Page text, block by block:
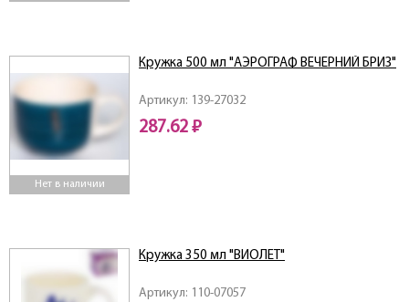
Нет в наличии
Артикул: 139-27032
Кружка 500 мл "АЭРОГРАФ ВЕЧЕРНИЙ БРИЗ"
287.62 ₽
Артикул: 110-07057
Кружка 350 мл "ВИОЛЕТ"